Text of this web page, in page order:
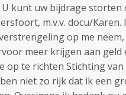
kunt uw bijdrage storten
m.v.v. docu/
op me
meer krijgen aan
op te richten Stichting
niet zo rijk dat ik een